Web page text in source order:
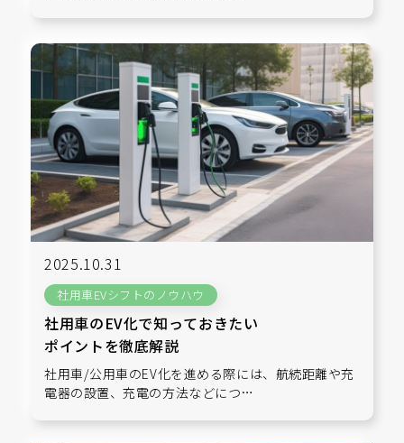
2025.10.31
社用車EVシフトのノウハウ
社用車のEV化で知っておきたい
ポイントを徹底解説
社用車/公用車のEV化を進める際には、航続距離や充
電器の設置、充電の方法などにつ…